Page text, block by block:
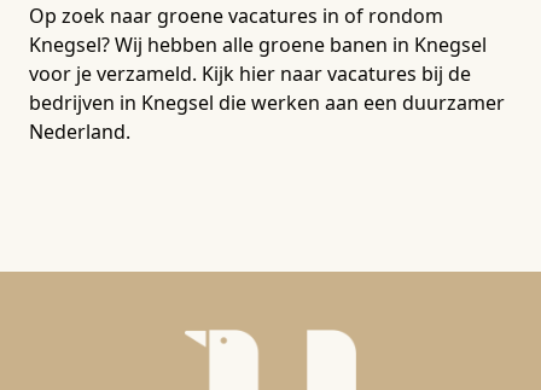
Op zoek naar groene vacatures in of rondom
Knegsel? Wij hebben alle groene banen in Knegsel
voor je verzameld. Kijk hier naar vacatures bij de
bedrijven in Knegsel die werken aan een duurzamer
Nederland.